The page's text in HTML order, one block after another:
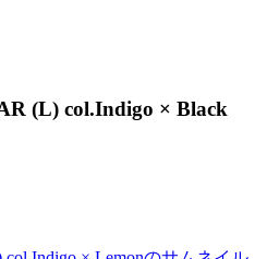
(L) col.Indigo × Black